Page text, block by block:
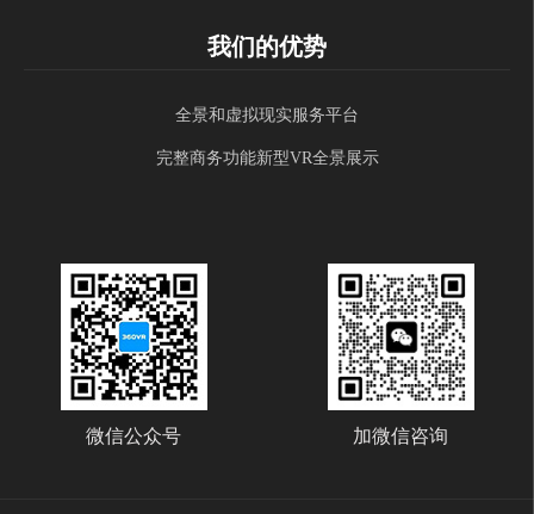
我们的优势
全景和虚拟现实服务平台
完整商务功能新型VR全景展示
微信公众号 加微信咨询